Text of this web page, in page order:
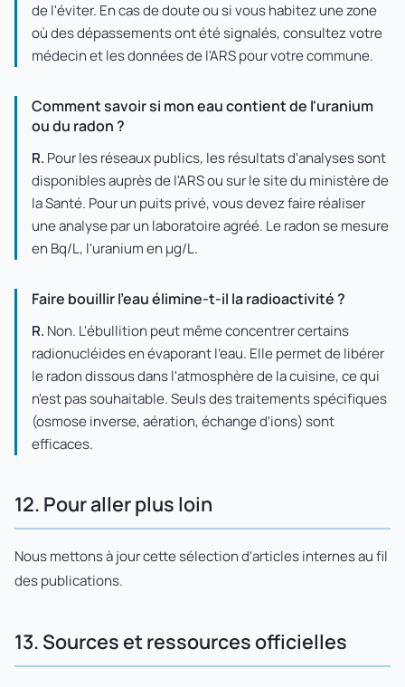
de l'éviter. En cas de doute ou si vous habitez une zone
où des dépassements ont été signalés, consultez votre
médecin et les données de l'ARS pour votre commune.
Comment savoir si mon eau contient de l'uranium
ou du radon ?
R. Pour les réseaux publics, les résultats d'analyses sont
disponibles auprès de l'ARS ou sur le site du ministère de
la Santé. Pour un puits privé, vous devez faire réaliser
une analyse par un laboratoire agréé. Le radon se mesure
en Bq/L, l'uranium en µg/L.
Faire bouillir l'eau élimine-t-il la radioactivité ?
R. Non. L'ébullition peut même concentrer certains
radionucléides en évaporant l'eau. Elle permet de libérer
le radon dissous dans l'atmosphère de la cuisine, ce qui
n'est pas souhaitable. Seuls des traitements spécifiques
(osmose inverse, aération, échange d'ions) sont
efficaces.
12. Pour aller plus loin
Nous mettons à jour cette sélection d'articles internes au fil
des publications.
13. Sources et ressources officielles